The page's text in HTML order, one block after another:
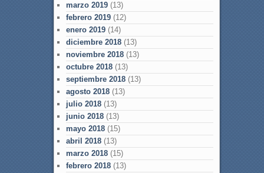
marzo 2019(13)
febrero 2019(12)
enero 2019(14)
diciembre 2018(13)
noviembre 2018(13)
octubre 2018(13)
septiembre 2018(13)
agosto 2018(13)
julio 2018(13)
junio 2018(13)
mayo 2018(15)
abril 2018(13)
marzo 2018(15)
febrero 2018(13)